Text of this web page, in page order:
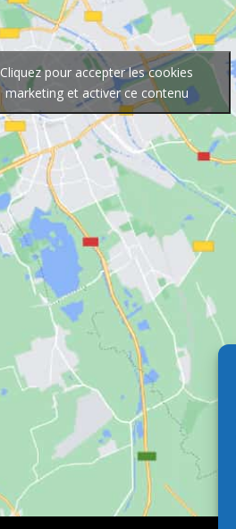
Cliquez pour accepter les cookies
marketing et activer ce contenu